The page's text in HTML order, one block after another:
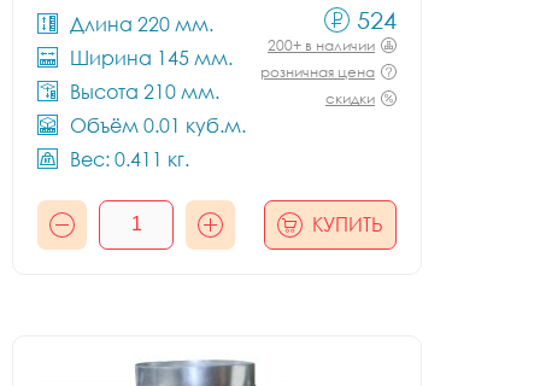
Длина 220 мм.
Ширина 145 мм.
Высота 210 мм.
Объём 0.01 куб.м.
Вес: 0.411 кг.
524
200+ в наличии
розничная цена
скидки
КУПИТЬ